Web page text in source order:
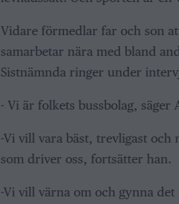
Vidare förmedlar far och son
samarbetar nära med bland
Sistnämnda ringer under
- Vi är folkets bussbolag, säger
-Vi vill vara bäst, trevligast och
som driver oss, fortsätter han.
-Vi vill värna om och gynna